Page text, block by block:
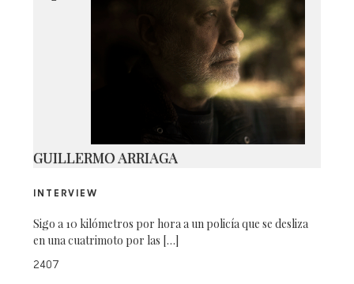
GUILLERMO ARRIAGA
INTERVIEW
Sigo a 10 kilómetros por hora a un policía que se desliza
en una cuatrimoto por las […]
2407